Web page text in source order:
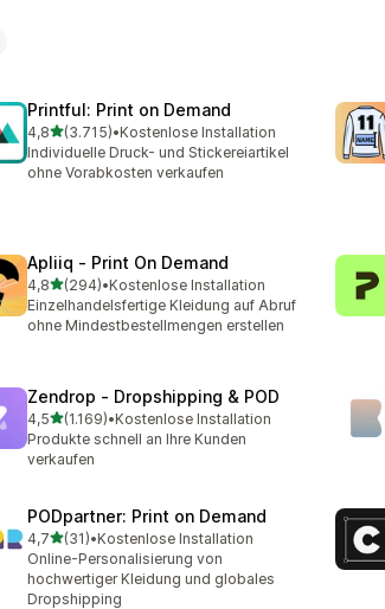
Printful: Print on Demand
4,8von 5 Sternen
(3.715)
3715 Rezensionen insgesamt
•Kostenlose Installation
Individuelle Druck- und Stickereiartikel
ohne Vorabkosten verkaufen
Apliiq ‑ Print On Demand
4,8von 5 Sternen
(294)
294 Rezensionen insgesamt
•Kostenlose Installation
Einzelhandelsfertige Kleidung auf Abruf
ohne Mindestbestellmengen erstellen
Zendrop ‑ Dropshipping & POD
4,5von 5 Sternen
(1.169)
1169 Rezensionen insgesamt
•Kostenlose Installation
Produkte schnell an Ihre Kunden
verkaufen
PODpartner: Print on Demand
4,7von 5 Sternen
(31)
31 Rezensionen insgesamt
•Kostenlose Installation
Online-Personalisierung von
hochwertiger Kleidung und globales
Dropshipping